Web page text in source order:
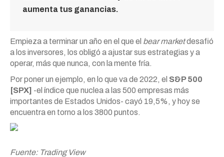
aumenta tus ganancias.
Empieza a terminar un año en el que el bear marketdesafió
a los inversores, los obligó a ajustar sus estrategias y a
operar, más que nunca, con la mente fría.
Por poner un ejemplo, en lo que va de 2022, el S&P 500
[SPX] -el índice que nuclea a las 500 empresas más
importantes de Estados Unidos- cayó 19,5%, y hoy se
encuentra en torno a los 3800 puntos.
Fuente: Trading View